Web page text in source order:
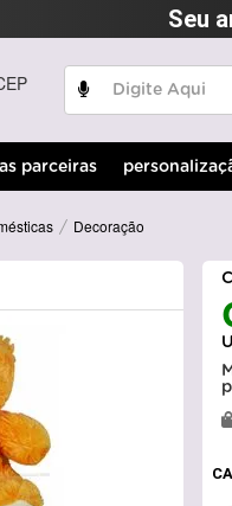
Seu
parceiras
Decoração